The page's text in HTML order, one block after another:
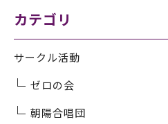
カテゴリ
サークル活動
ゼロの会
朝陽合唱団